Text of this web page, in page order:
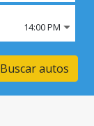
14:00 PM
Buscar autos